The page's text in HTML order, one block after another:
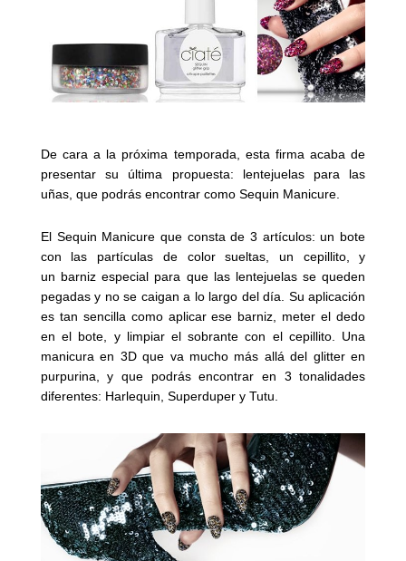
De cara a la próxima temporada, esta firma acaba de
presentar su última propuesta: lentejuelas para las
uñas, que podrás encontrar como Sequin Manicure.
El Sequin Manicure que consta de 3 artículos: un bote
con las partículas de color sueltas, un cepillito, y
un barniz especial para que las lentejuelas se queden
pegadas y no se caigan a lo largo del día. Su aplicación
es tan sencilla como aplicar ese barniz, meter el dedo
en el bote, y limpiar el sobrante con el cepillito. Una
manicura en 3D que va mucho más allá del glitter en
purpurina, y que podrás encontrar en 3 tonalidades
diferentes: Harlequin, Superduper y Tutu.